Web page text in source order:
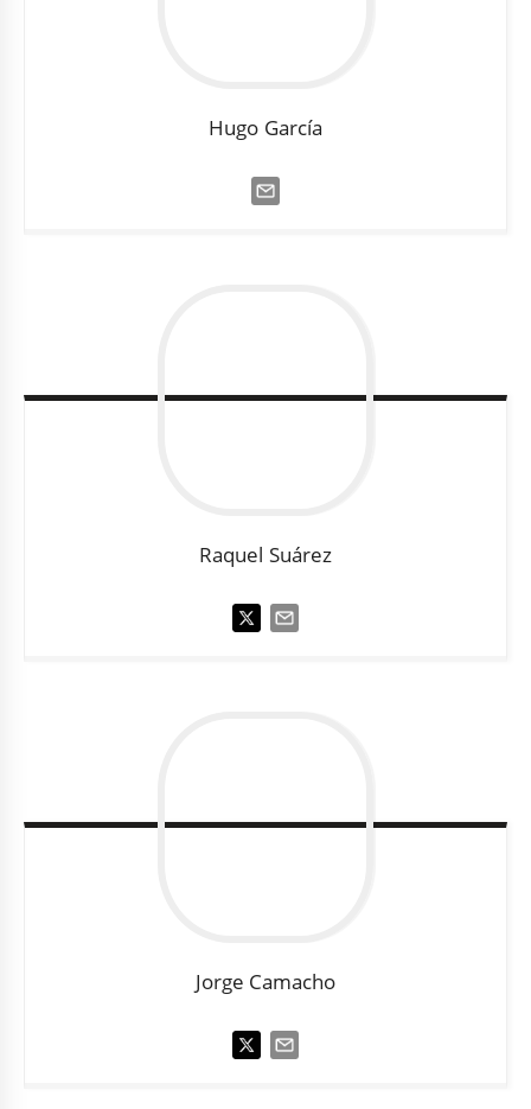
Hugo García
Raquel Suárez
Jorge Camacho